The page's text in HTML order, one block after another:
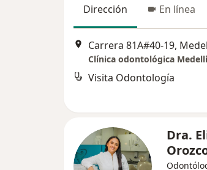
Dirección En línea
Carrera 81A#40-19,
Clínica odontológica
Visita Odontología
Dra.